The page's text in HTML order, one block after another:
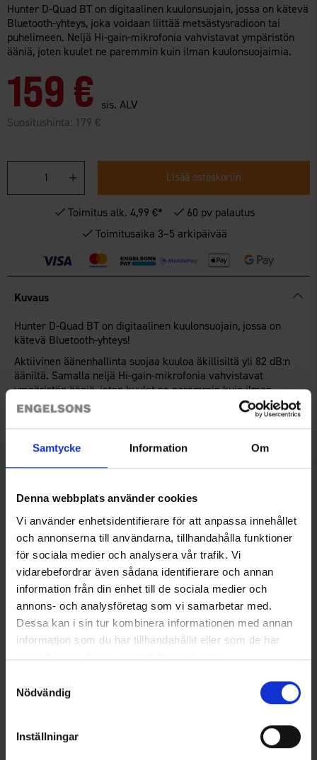
Samtycke Information Om
Denna webbplats använder cookies
Vi använder enhetsidentifierare för att anpassa innehållet
och annonserna till användarna, tillhandahålla funktioner
för sociala medier och analysera vår trafik. Vi
vidarebefordrar även sådana identifierare och annan
information från din enhet till de sociala medier och
annons- och analysföretag som vi samarbetar med.
Dessa kan i sin tur kombinera informationen med annan
information som du har tillhandahållit eller som de har
samlat in när du har använt deras tjänster.
Nödvändig
Inställningar
Hunter D-Quad BT on digitaalinen kuulonsuojain, jossa on kätevä
Bluetooth-yhteys, joka voidaan liittää metsästysradioon tai
puhelimeen. Neljä Hi-gain-mikrofonia vahvistavat ympäristön
ääniä, joten kuulet ne paremmin kuin ilman kuulonsuojaimia.
159 € sis. ALV
Suositushinta: 179 €
Lisää ostoskoriin
Toimitus alk. 4,99 €*
60 pv palautus
Toimitusaika 3–5 arkipäivää
Kuvaus
Hunter D-Quad BT on digitaalinen kuulonsuojain, jossa on
kätevä Bluetooth-yhteys!
Aktiivinen äänenhallinta suojaa kuuloa äkillisiltä yli 82 dB:n
ääniltä. Samalla neljä Hi-gain-mikrofonia vahvistavat
ympäristön ääniä, joten kuulet ne paremmin kuin ilman
kuulonsuojaimia.
Bluetooth-yhteys voidaan liittää metsästysradioon tai
saavutettava PTT-painike mahdollistaa lähettämisen ilman
radioon tarttumista.
Ladattava 500 mAh litiumioniakku
Latausaika noin 2 tuntia
Käyttöaika noin 15 tuntia aktiivikuuntelulla
Käyttöaika noin 12 tuntia musiikin suoratoistolla.
Bluetooth-yhteys radion ja puhelimen liittämiseen.
Helposti saavutettava PTT-painike
Akkuilmaisin
SNR 26 dB
IPX4
3,5 mm AUX-tulo
Arvostelut
Saatat myös tarvita